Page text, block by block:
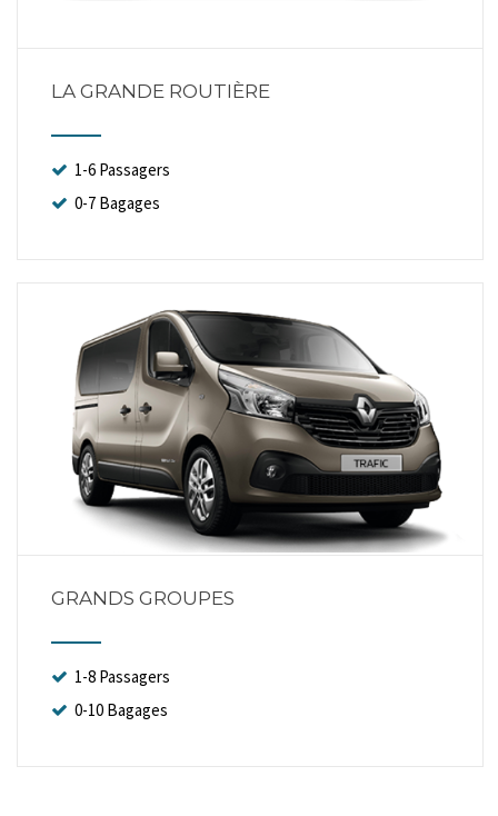
LA GRANDE ROUTIÈRE
1-6 Passagers
0-7 Bagages
GRANDS GROUPES
1-8 Passagers
0-10 Bagages